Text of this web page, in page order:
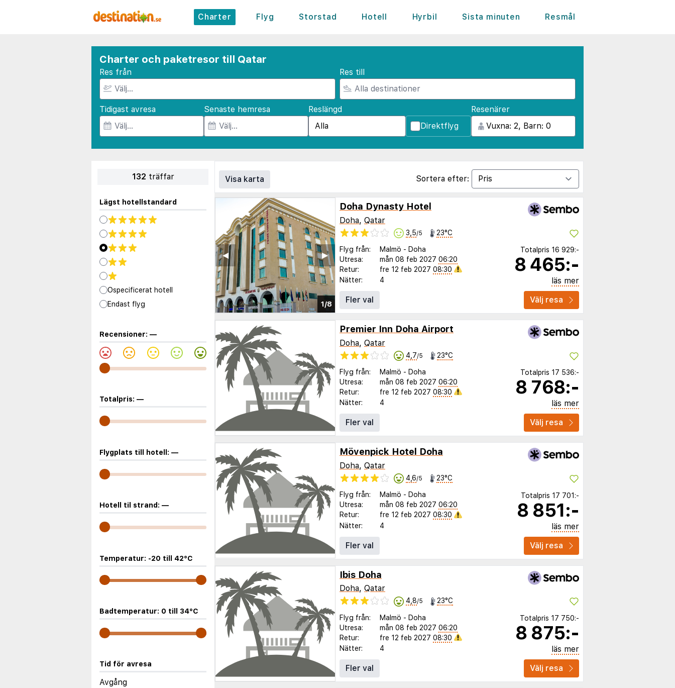
Charter Flyg Storstad Hotell Hyrbil Sista minuten Resmål
Charter och paketresor till Qatar
Res från Res till
Tidigast avresa Senaste hemresa
Reslängd
Direktflyg
Resenärer
132 träffar
Lägst hotellstandard
Ospecificerat hotell
Endast flyg
Recensioner: —
Totalpris: —
Flygplats till hotell: —
Hotell til strand: —
Temperatur: -20 till 42°C
Badtemperatur: 0 till 34°C
Tid för avresa
Avgång
Visa karta Sortera efter:
1/8
▶︎
◀︎
Doha Dynasty Hotel
Doha, Qatar
3,5/5 23°C
Flyg från: Malmö - Doha
Utresa:
mån 08 feb 2027 06:20
Retur:
fre 12 feb 2027 08:30
Nätter:
4
Totalpris 16 929:-
8 465:-
läs mer
Fler val
Välj resa
Premier Inn Doha Airport
Doha, Qatar
4,7/5 23°C
Flyg från: Malmö - Doha
Utresa:
mån 08 feb 2027 06:20
Retur:
fre 12 feb 2027 08:30
Nätter:
4
Totalpris 17 536:-
8 768:-
läs mer
Fler val
Välj resa
Mövenpick Hotel Doha
Doha, Qatar
4,6/5 23°C
Flyg från: Malmö - Doha
Utresa:
mån 08 feb 2027 06:20
Retur:
fre 12 feb 2027 08:30
Nätter:
4
Totalpris 17 701:-
8 851:-
läs mer
Fler val
Välj resa
Ibis Doha
Doha, Qatar
4,8/5 23°C
Flyg från: Malmö - Doha
Utresa:
mån 08 feb 2027 06:20
Retur:
fre 12 feb 2027 08:30
Nätter:
4
Totalpris 17 750:-
8 875:-
läs mer
Fler val
Välj resa